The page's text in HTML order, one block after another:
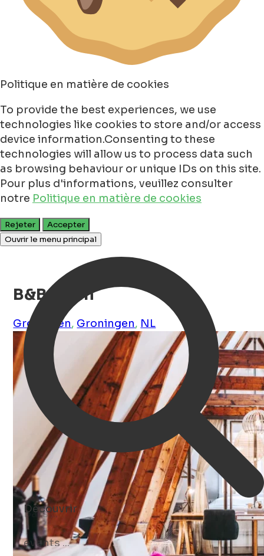
Politique en matière de cookies
To provide the best experiences, we use
technologies like cookies to store and/or access
device information.Consenting to these
technologies will allow us to process data such
as browsing behaviour or unique IDs on this site.
Pour plus d'informations, veuillez consulter
notre Politique en matière de cookies
Rejeter
Accepter
Ouvrir le menu principal
Découvrir
events ...
Open Search
B&B Holm
Groningen, Groningen, NL